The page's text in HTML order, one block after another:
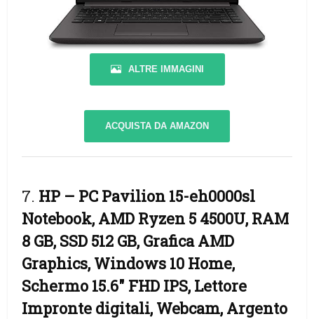
ALTRE IMMAGINI
ACQUISTA DA AMAZON
7. HP – PC Pavilion 15-eh0000sl
Notebook, AMD Ryzen 5 4500U, RAM
8 GB, SSD 512 GB, Grafica AMD
Graphics, Windows 10 Home,
Schermo 15.6″ FHD IPS, Lettore
Impronte digitali, Webcam, Argento